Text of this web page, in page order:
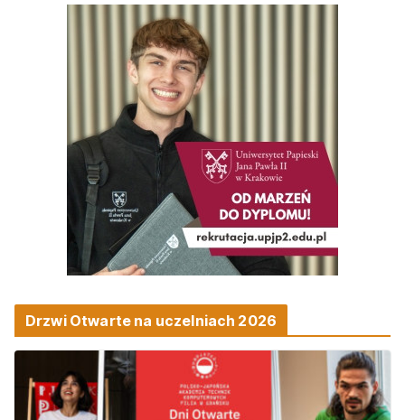
Drzwi Otwarte na uczelniach 2026